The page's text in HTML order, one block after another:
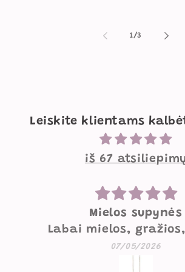
1/iš
3
Leiskite klientams
iš 67
Mielos supynės
Labai mielos,
kokybės supynės.
07/05/2026